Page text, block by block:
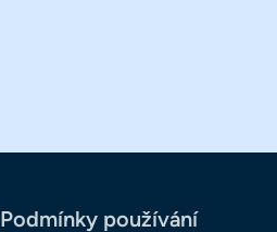
Podmínky používání